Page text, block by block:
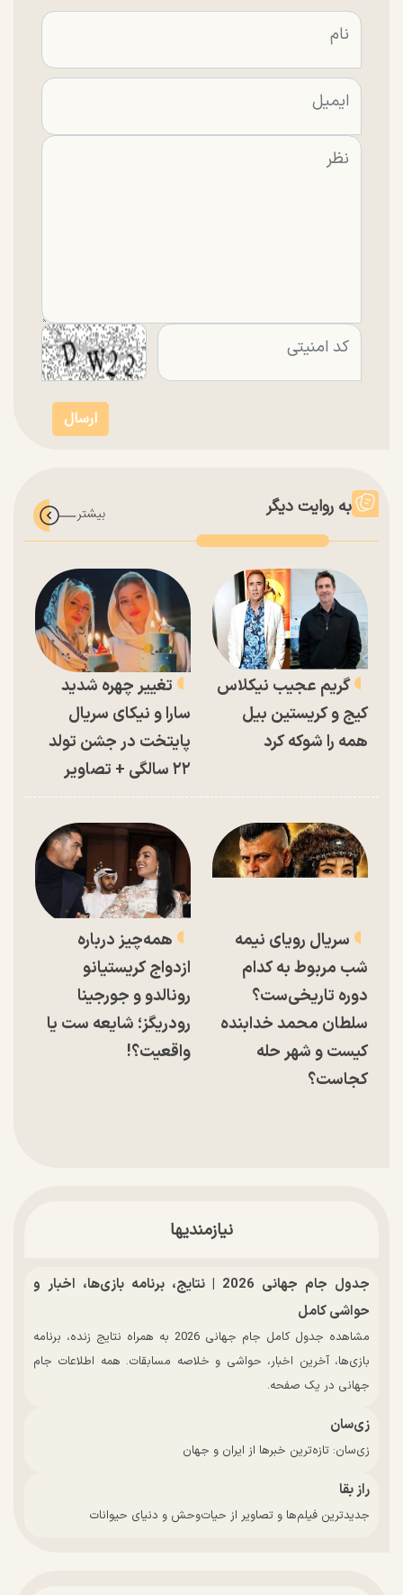
به روایت دیگر
گریم عجیب نیکلاس
کیج و کریستین بیل
همه را شوکه کرد
تغییر چهره شدید
سارا و نیکای سریال
پایتخت در جشن تولد
۲۲ سالگی + تصاویر
سریال رویای نیمه
شب مربوط به کدام
دوره تاریخی‌ست؟
سلطان محمد خدابنده
کیست و شهر حله
کجاست؟
همه‌چیز درباره
ازدواج کریستیانو
رونالدو و جورجینا
رودریگز؛ شایعه ست یا
واقعیت؟!
نیازمندیها
جدول جام جهانی 2026 | نتایج، برنامه بازی‌ها، اخبار و
حواشی کامل
مشاهده جدول کامل جام جهانی 2026 به همراه نتایج زنده، برنامه
بازی‌ها، آخرین اخبار، حواشی و خلاصه مسابقات. همه اطلاعات جام
جهانی در یک صفحه.
زی‌سان
زی‌سان: تازه‌ترین خبرها از ایران و جهان
راز بقا
جدیدترین فیلم‌ها و تصاویر از حیات‌وحش و دنیای حیوانات